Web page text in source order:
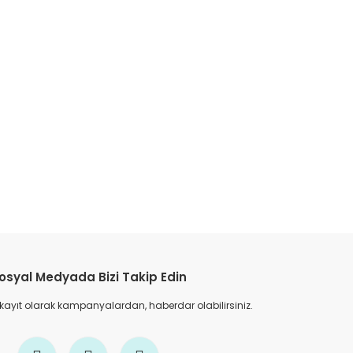
Medyada Bizi Takip Edin
olarak kampanyalardan, haberdar olabilirsiniz.